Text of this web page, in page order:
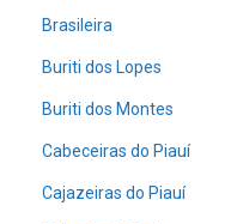
Brasileira
Buriti dos Lopes
Buriti dos Montes
Cabeceiras do Piauí
Cajazeiras do Piauí